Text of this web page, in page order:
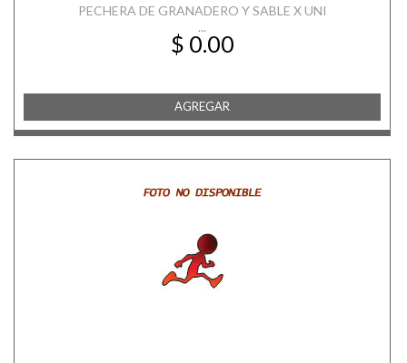
PECHERA DE GRANADERO Y SABLE X UNI
...
$ 0.00
AGREGAR